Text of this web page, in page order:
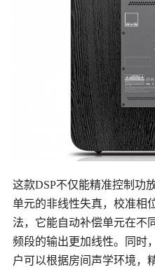
这款DSP不仅能精准控制功
单元的非线性失真，校准相
法，它能自动补偿单元在不
频段的输出更加线性。同时
户可以根据房间声学环境，